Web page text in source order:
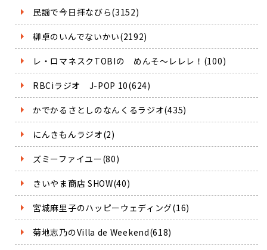
民謡で今日拝なびら(3152)
柳卓のいんでないかい(2192)
レ・ロマネスクTOBIの めんそ～レレレ！(100)
RBCiラジオ J-POP 10(624)
かでかるさとしのなんくるラジオ(435)
にんきもんラジオ(2)
ズミーファイユー(80)
きいやま商店 SHOW(40)
宮城麻里子のハッピーウェディング(16)
菊地志乃のVilla de Weekend(618)